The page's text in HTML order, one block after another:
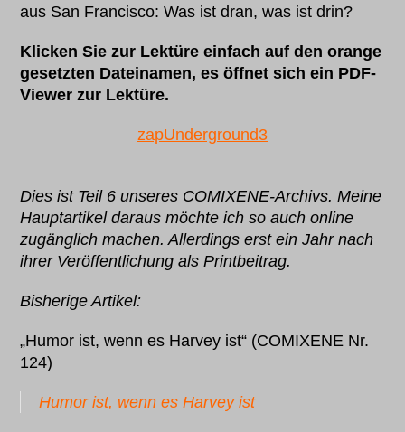
aus San Francisco: Was ist dran, was ist drin?
Klicken Sie zur Lektüre einfach auf den orange
gesetzten Dateinamen, es öffnet sich ein PDF-
Viewer zur Lektüre.
zapUnderground3
Dies ist Teil 6 unseres COMIXENE-Archivs. Meine
Hauptartikel daraus möchte ich so auch online
zugänglich machen. Allerdings erst ein Jahr nach
ihrer Veröffentlichung als Printbeitrag.
Bisherige Artikel:
„Humor ist, wenn es Harvey ist“ (COMIXENE Nr.
124)
Humor ist, wenn es Harvey ist